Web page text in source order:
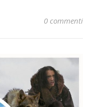
0 commenti